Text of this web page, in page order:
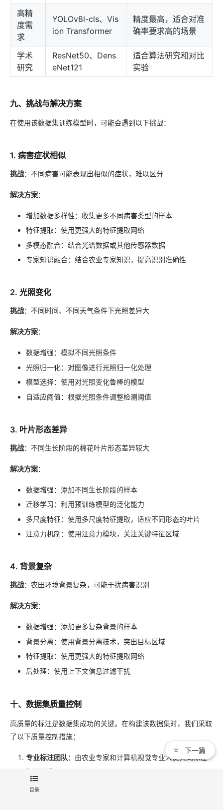
高精
度需
求
YOLOv8l-cls、Vis
ion Transformer
精度最高，适合对准
确率要求高的场景
学术
研究
ResNet50、Dens
eNet121
适合算法研究和对比
实验
九、挑战与解决方案
在使用该数据集训练模型时，可能会遇到以下挑战：
1. 病害症状相似
挑战：不同病害可能表现出相似的症状，难以区分
解决方案：
增加数据多样性：收集更多不同病害类型的样本
特征提取：使用更强大的特征提取网络
多模态融合：结合光谱数据或其他传感器数据
专家知识融合：结合农业专家知识，提高识别准确性
2. 光照变化
挑战：不同时间、不同天气条件下光照差异大
解决方案：
数据增强：模拟不同光照条件
光照归一化：对图像进行光照归一化处理
模型选择：使用对光照变化鲁棒的模型
自适应阈值：根据光照条件调整检测阈值
3. 叶片形态差异
挑战：不同生长阶段的棉花叶片形态差异较大
解决方案：
数据增强：添加不同生长阶段的样本
迁移学习：利用预训练模型的泛化能力
多尺度特征：使用多尺度特征提取，适应不同形态的叶片
注意力机制：使用注意力模块，关注关键特征区域
4. 背景复杂
挑战：农田环境背景复杂，可能干扰病害识别
解决方案：
数据增强：添加更多复杂背景的样本
背景分离：使用背景分离技术，突出目标区域
特征提取：使用更强大的特征提取网络
后处理：使用上下文信息过滤干扰
十、数据集质量控制
高质量的标注是数据集成功的关键。在构建该数据集时，我们采取
了以下质量控制措施：
专业标注团队：由农业专家和计算机视觉专业人员共同标注
多轮审核
目录
下一篇